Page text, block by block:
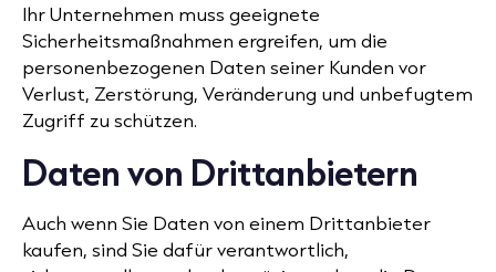
Ihr Unternehmen muss geeignete
Sicherheitsmaßnahmen ergreifen, um die
personenbezogenen Daten seiner Kunden vor
Verlust, Zerstörung, Veränderung und unbefugtem
Zugriff zu schützen.
Daten von Drittanbietern
Auch wenn Sie Daten von einem Drittanbieter
kaufen, sind Sie dafür verantwortlich,